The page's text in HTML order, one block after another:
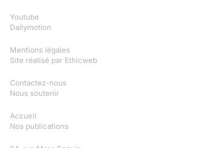
Youtube
Dailymotion
Mentions légales
Site réalisé par Ethicweb
Contactez-nous
Nous soutenir
Accueil
Nos publications